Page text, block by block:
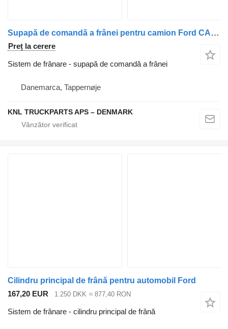
Supapă de comandă a frânei pentru camion Ford CARGO
Preț la cerere
Sistem de frânare - supapă de comandă a frânei
Danemarca, Tappernøje
KNL TRUCKPARTS APS – DENMARK
Cilindru principal de frână pentru automobil Ford
167,20 EUR
1.250 DKK ≈ 877,40 RON
Sistem de frânare - cilindru principal de frână